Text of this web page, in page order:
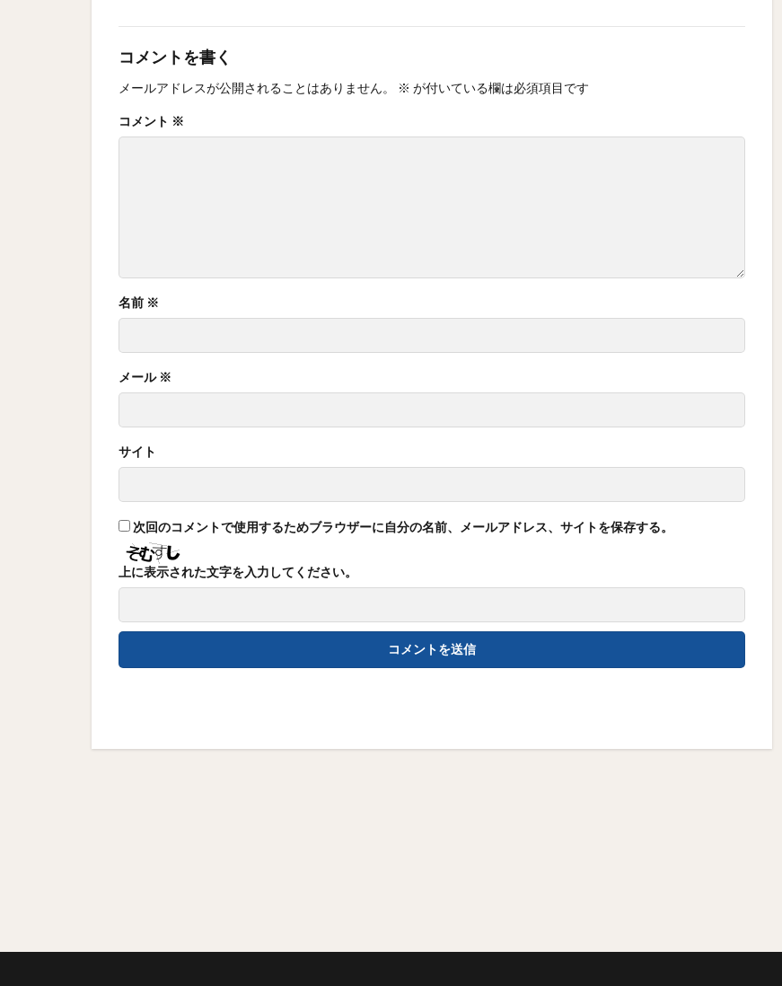
コメントを書く
メールアドレスが公開されることはありません。 ※ が付いている欄は必須項目です
コメント ※
名前 ※
メール ※
サイト
次回のコメントで使用するためブラウザーに自分の名前、メールアドレス、サイトを保存する。
上に表示された文字を入力してください。